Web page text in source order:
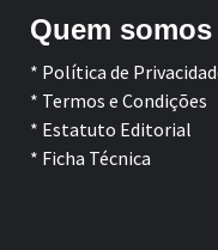
Quem somos
* Política de
* Termos e Condições
* Estatuto Editorial
* Ficha Técnica